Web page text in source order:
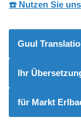
☎️ Nutzen Sie
Guul
Ihr
für Markt